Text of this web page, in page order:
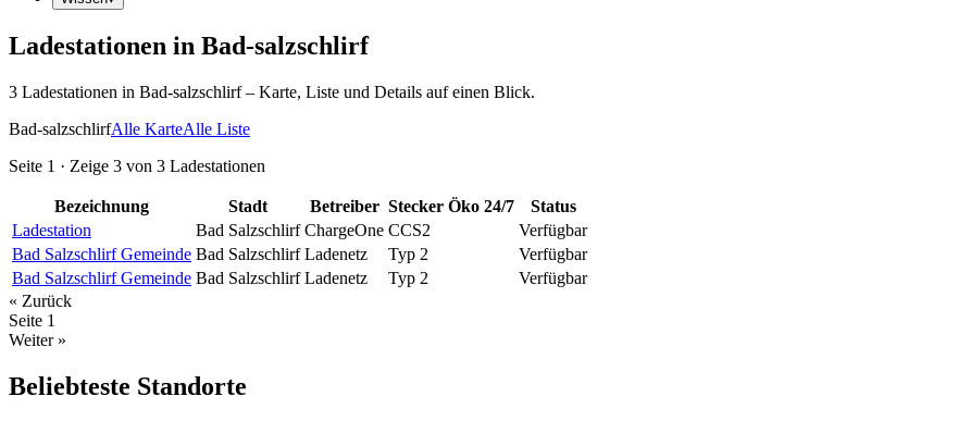
Ladestationen in Bad-salzschlirf
3 Ladestationen in Bad-salzschlirf– Karte, Liste und Details auf einen Blick.
Bad-salzschlirfAlle KarteAlle Liste
Seite 1 · Zeige 3 von 3 Ladestationen
Bezeichnung Stadt Betreiber Stecker Öko 24/7
Status
Ladestation
Bad Salzschlirf ChargeOne CCS2
Verfügbar
Bad Salzschlirf Gemeinde Bad Salzschlirf Ladenetz Typ 2
Verfügbar
Bad Salzschlirf Gemeinde Bad Salzschlirf Ladenetz Typ 2
Verfügbar
« Zurück
Seite 1
Weiter »
Beliebteste Standorte